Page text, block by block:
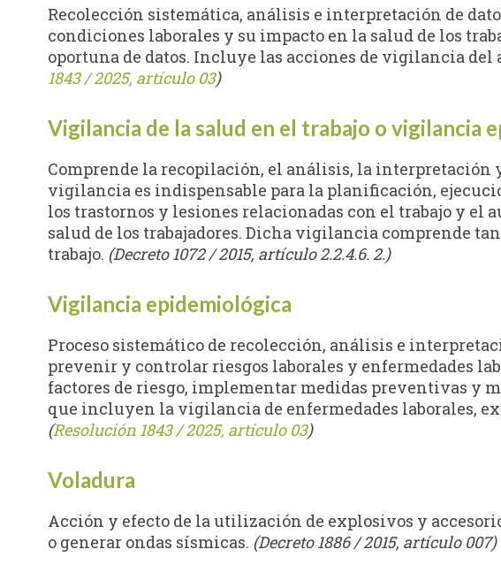
Recolección sistemática, análisis e interpretación de
condiciones laborales y su impacto en la salud de los
oportuna de datos. Incluye las acciones de vigilancia del
1843 / 2025, artículo 03)
Vigilancia de la salud en el trabajo o vigilancia
Comprende la recopilación, el análisis, la interpretación
vigilancia es indispensable para la planificación,
los trastornos y lesiones relacionadas con el trabajo y el
salud de los trabajadores. Dicha vigilancia comprende
trabajo. (Decreto 1072 / 2015, artículo 2.2.4.6. 2.)
Vigilancia epidemiológica
Proceso sistemático de recolección, análisis e
prevenir y controlar riesgos laborales y enfermedades
factores de riesgo, implementar medidas preventivas y
que incluyen la vigilancia de enfermedades laborales,
(Resolución 1843 / 2025, artículo 03)
Voladura
Acción y efecto de la utilización de explosivos y
o generar ondas sísmicas. (Decreto 1886 / 2015, artículo 007)